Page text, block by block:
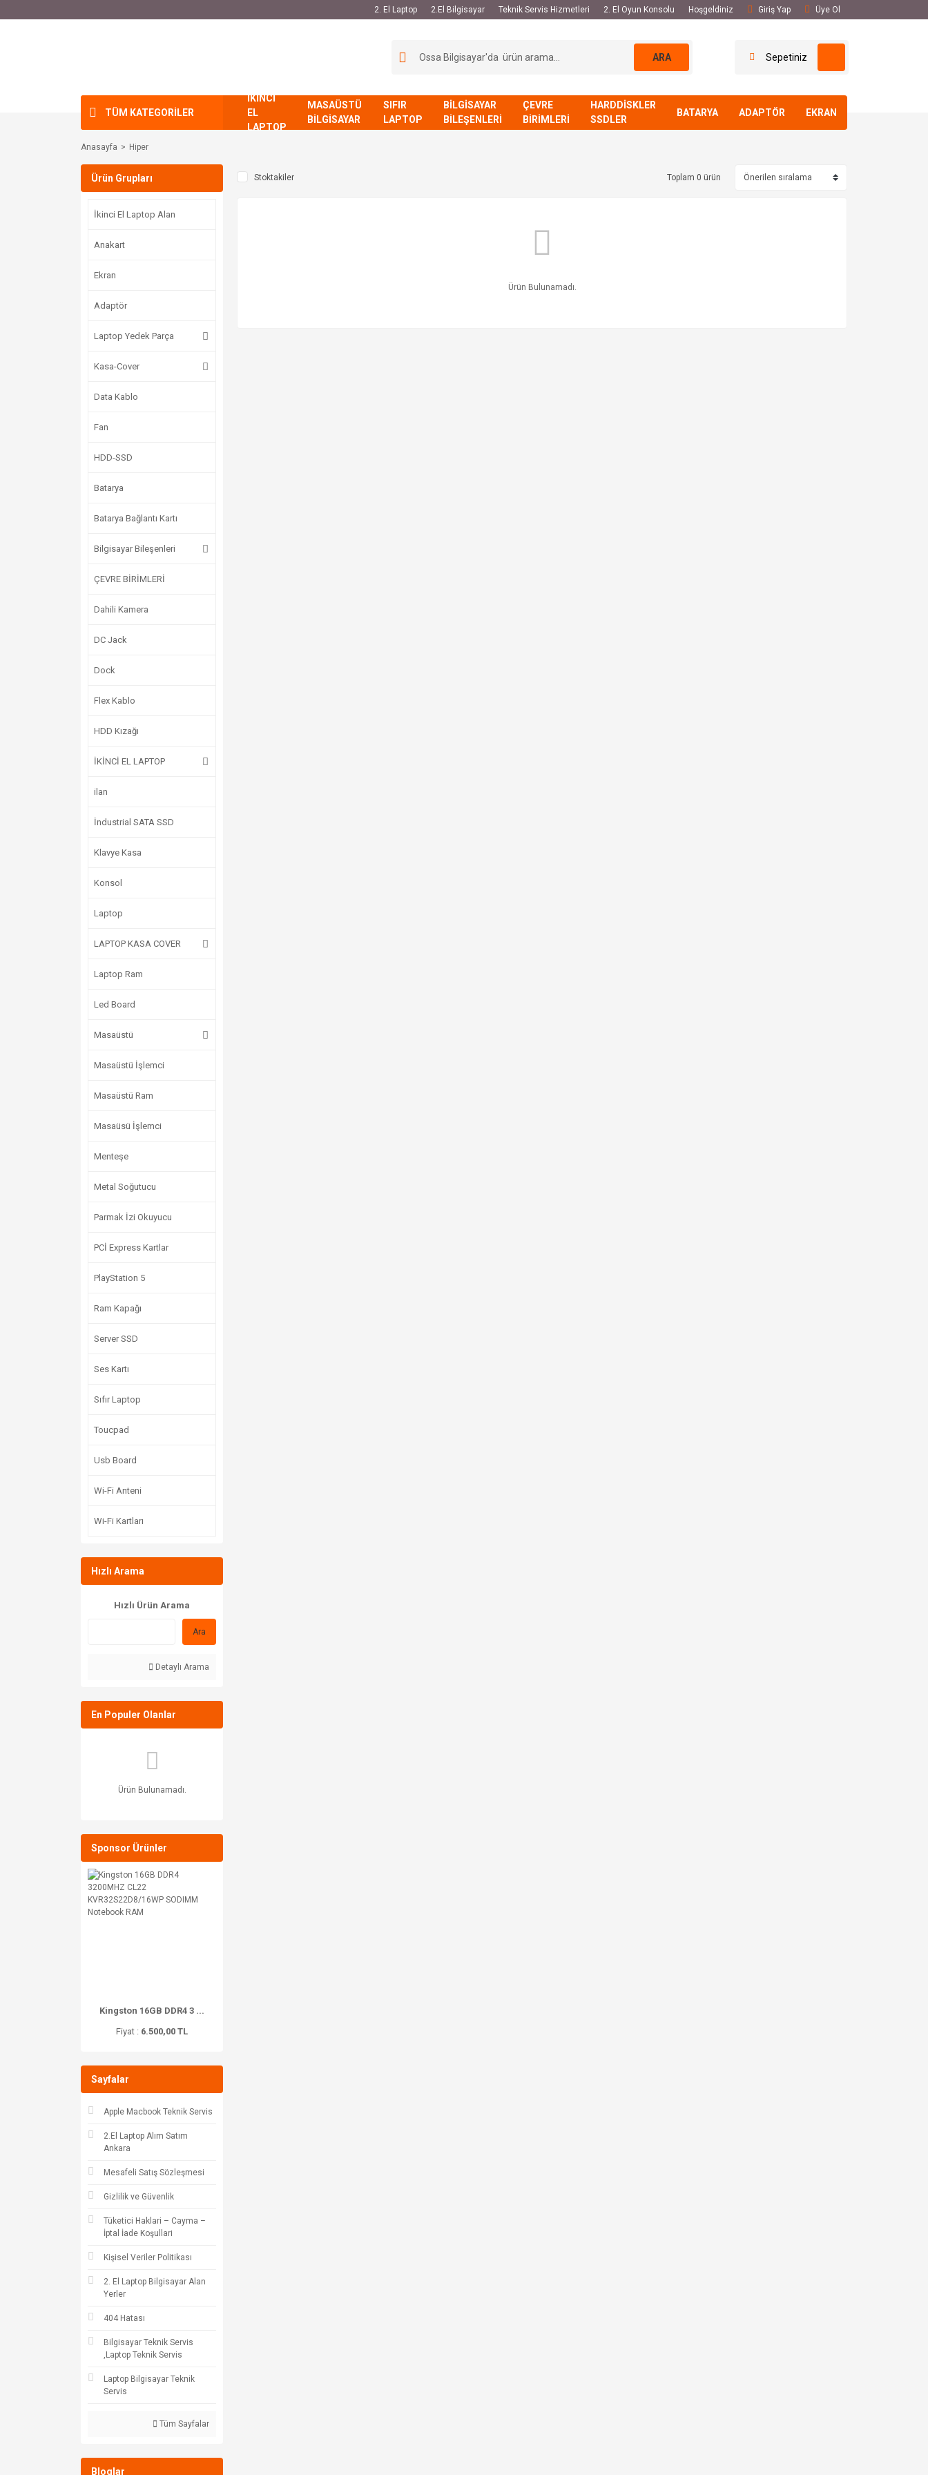
2. El Laptop 2.El Bilgisayar Teknik Servis Hizmetleri 2. El Oyun Konsolu Hoşgeldiniz Giriş Yap Üye Ol
ARA Sepetiniz
TÜM KATEGORİLER
İKİNCİ
EL
LAPTOP
MASAÜSTÜ
BİLGİSAYAR
SIFIR
LAPTOP
BİLGİSAYAR
BİLEŞENLERİ
ÇEVRE
BİRİMLERİ
HARDDİSKLER
SSDLER
BATARYA ADAPTÖR EKRAN
Anasayfa Hiper
Ürün Grupları
İkinci El Laptop Alan
Anakart
Ekran
Adaptör
Laptop Yedek Parça
Kasa-Cover
Data Kablo
Fan
HDD-SSD
Batarya
Batarya Bağlantı Kartı
Bilgisayar Bileşenleri
ÇEVRE BİRİMLERİ
Dahili Kamera
DC Jack
Dock
Flex Kablo
HDD Kızağı
İKİNCİ EL LAPTOP
ilan
İndustrial SATA SSD
Klavye Kasa
Konsol
Laptop
LAPTOP KASA COVER
Laptop Ram
Led Board
Masaüstü
Masaüstü İşlemci
Masaüstü Ram
Masaüsü İşlemci
Menteşe
Metal Soğutucu
Parmak İzi Okuyucu
PCİ Express Kartlar
PlayStation 5
Ram Kapağı
Server SSD
Ses Kartı
Sıfır Laptop
Toucpad
Usb Board
Wi-Fi Anteni
Wi-Fi Kartları
Hızlı Arama
Hızlı Ürün Arama
Ara
Detaylı Arama
En Populer Olanlar
Ürün Bulunamadı.
Sponsor Ürünler
Kingston 16GB DDR4 3 ...
Fiyat : 6.500,00 TL
Sayfalar
Apple Macbook Teknik Servis
2.El Laptop Alım Satım
Ankara
Mesafeli Satış Sözleşmesi
Gizlilik ve Güvenlik
Tüketici Haklari – Cayma –
İptal İade Koşullari
Kişisel Veriler Politikası
2. El Laptop Bilgisayar Alan
Yerler
404 Hatası
Bilgisayar Teknik Servis
,Laptop Teknik Servis
Laptop Bilgisayar Teknik
Servis
Tüm Sayfalar
Bloglar
Stoktakiler Toplam 0 ürün
Ürün Bulunamadı.